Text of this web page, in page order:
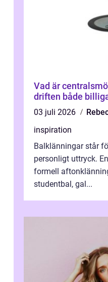
Vad är
driften både
03 juli 2026
inspiration
Balklänningar står
personligt uttryck.
formell
studentbal, gal...